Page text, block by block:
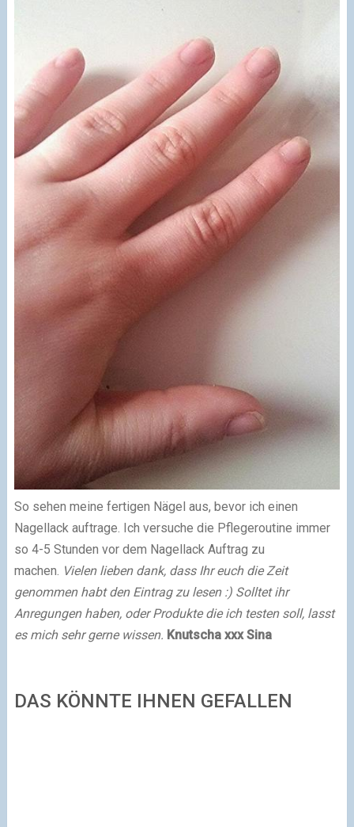
So sehen meine fertigen Nägel aus, bevor ich einen
Nagellack auftrage. Ich versuche die Pflegeroutine immer
so 4-5 Stunden vor dem Nagellack Auftrag zu
machen. Vielen lieben dank, dass Ihr euch die Zeit
genommen habt den Eintrag zu lesen :) Solltet ihr
Anregungen haben, oder Produkte die ich testen soll, lasst
es mich sehr gerne wissen. Knutscha xxx Sina
DAS KÖNNTE IHNEN GEFALLEN